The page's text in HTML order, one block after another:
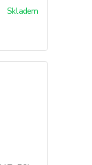
Skladem